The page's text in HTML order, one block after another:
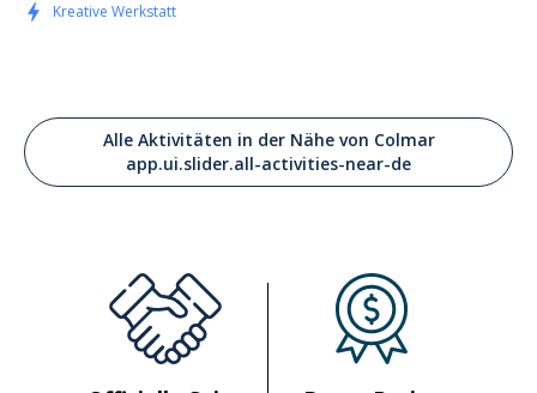
Kreative Werkstatt
Alle Aktivitäten in der Nähe von Colmar
app.ui.slider.all-activities-near-de